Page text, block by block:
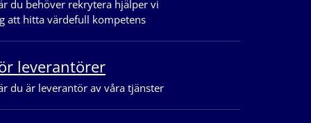
du behöver rekrytera hjälper vi
att hitta värdefull kompetens
leverantörer
du är leverantör av våra tjänster